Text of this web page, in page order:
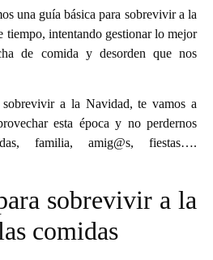
una guía básica para sobrevivir a la
tiempo, intentando gestionar lo mejor
de comida y desorden que nos
a la Navidad, te vamos a
esta época y no perdernos
familia, amig@s, fiestas….
sobrevivir a la
comidas